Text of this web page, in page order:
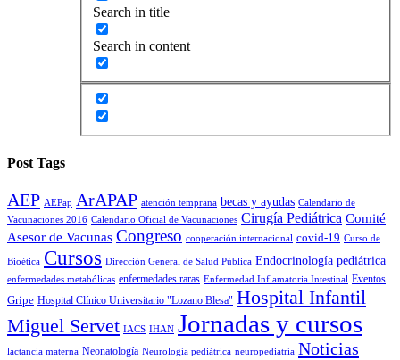
Search in title
Search in content
Post Tags
AEP AEPap ArAPAP atención temprana becas y ayudas Calendario de
Vacunaciones 2016 Calendario Oficial de Vacunaciones Cirugía Pediátrica Comité
Asesor de Vacunas Congreso cooperación internacional covid-19 Curso de
Bioética Cursos Dirección General de Salud Pública Endocrinología pediátrica
enfermedades metabólicas enfermedades raras Enfermedad Inflamatoria Intestinal Eventos
Gripe Hospital Clínico Universitario "Lozano Blesa" Hospital Infantil
Miguel Servet IACS IHAN Jornadas y cursos
lactancia materna Neonatología Neurología pediátrica neuropediatría Noticias